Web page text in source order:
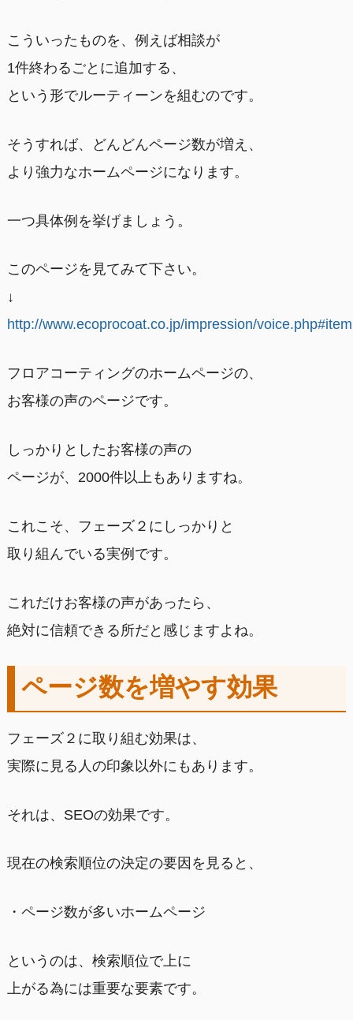
こういったものを、例えば相談が
1件終わるごとに追加する、
という形でルーティーンを組むのです。
そうすれば、どんどんページ数が増え、
より強力なホームページになります。
一つ具体例を挙げましょう。
このページを見てみて下さい。
↓
http://www.ecoprocoat.co.jp/impression/
フロアコーティングのホームページの、
お客様の声のページです。
しっかりとしたお客様の声の
ページが、2000件以上もありますね。
これこそ、フェーズ２にしっかりと
取り組んでいる実例です。
これだけお客様の声があったら、
絶対に信頼できる所だと感じますよね。
ページ数を増やす効果
フェーズ２に取り組む効果は、
実際に見る人の印象以外にもあります。
それは、SEOの効果です。
現在の検索順位の決定の要因を見ると、
・ページ数が多いホームページ
というのは、検索順位で上に
上がる為には重要な要素です。